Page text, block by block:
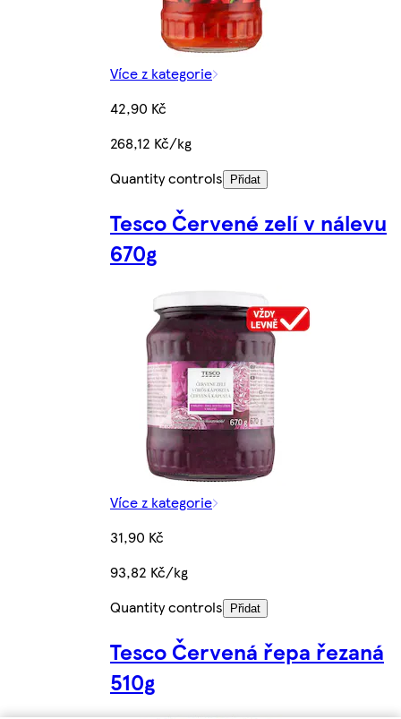
Více z kategorie
42,90 Kč
268,12 Kč/kg
Quantity controls
Přidat
Tesco Červené zelí v nálevu
670g
Více z kategorie
31,90 Kč
93,82 Kč/kg
Quantity controls
Přidat
Tesco Červená řepa řezaná
510g